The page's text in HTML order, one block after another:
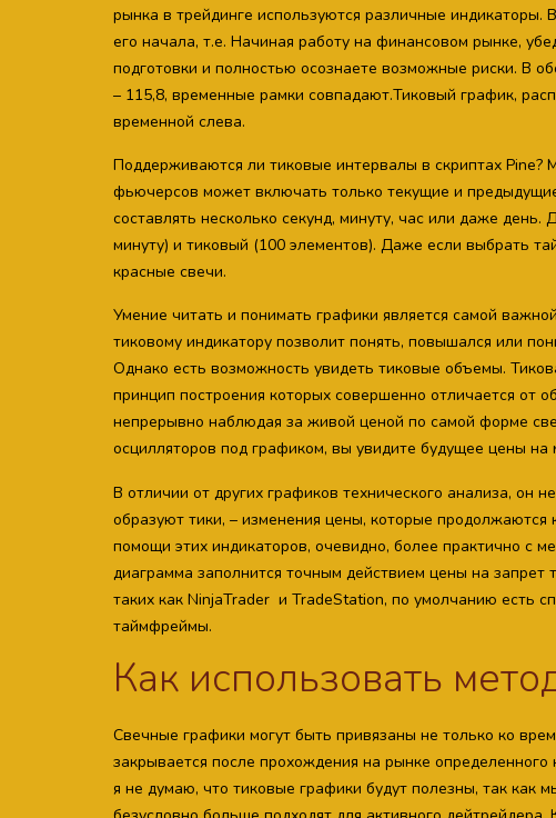
рынка в трейдинге используются различные индикаторы.
его начала, т.е. Начиная работу на финансовом рынке,
подготовки и полностью осознаете возможные риски. В
– 115,8, временные рамки совпадают.Тиковый график,
временной слева.
Поддерживаются ли тиковые интервалы в скриптах
фьючерсов может включать только текущие и
составлять несколько секунд, минуту, час или даже
минуту) и тиковый (100 элементов). Даже если выбрать
красные свечи.
Умение читать и понимать графики является самой
тиковому индикатору позволит понять, повышался или
Однако есть возможность увидеть тиковые объемы.
принцип построения которых совершенно отличается от
непрерывно наблюдая за живой ценой по самой форме
осцилляторов под графиком, вы увидите будущее цены на
В отличии от других графиков технического анализа, он
образуют тики, – изменения цены, которые
помощи этих индикаторов, очевидно, более практично с
диаграмма заполнится точным действием цены на
таких как NinjaTrader и TradeStation, по умолчанию есть
таймфреймы.
Как использовать
Свечные графики могут быть привязаны не только ко
закрывается после прохождения на рынке
я не думаю, что тиковые графики будут полезны, так как